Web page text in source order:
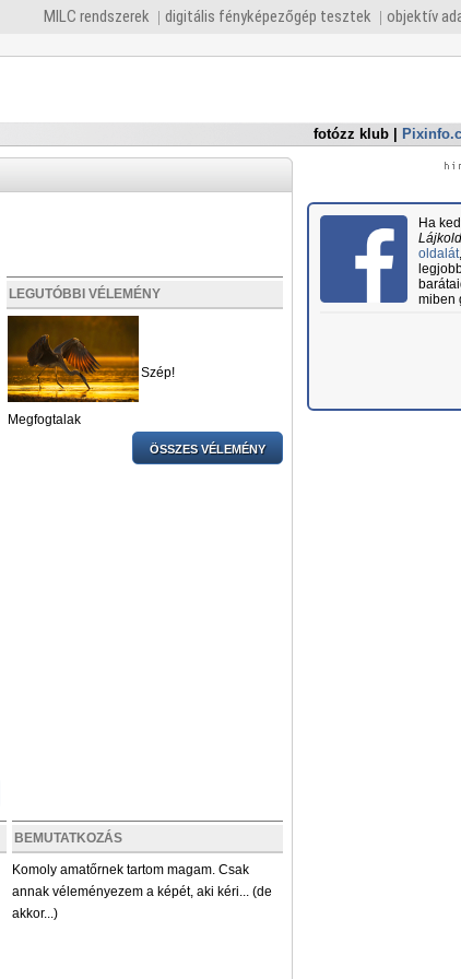
MILC rendszerek digitális fényképezőgép tesztek objektív
fotózz klub
LEGUTÓBBI VÉLEMÉNY
Megfogtalak
Szép!
ÖSSZES VÉLEMÉNY
BEMUTATKOZÁS
Komoly amatőrnek tartom magam. Csak
annak véleményezem a képét, aki kéri... (de
akkor...)
Ha
Lájkold
oldalát
miben